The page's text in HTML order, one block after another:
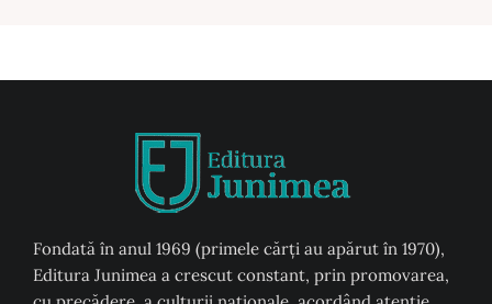
Fondată în anul 1969 (primele cărți au apărut în 1970),
Editura Junimea a crescut constant, prin promovarea,